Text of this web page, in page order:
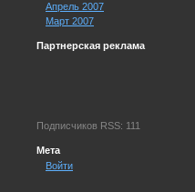
Апрель 2007
Март 2007
Партнерская реклама
Подписчиков RSS: 111
Мета
Войти